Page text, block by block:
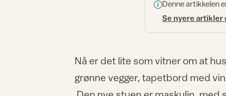
Denne artikkelen
Se nyere artikler
Nå er det lite som vitner om at
grønne vegger, tapetbord med